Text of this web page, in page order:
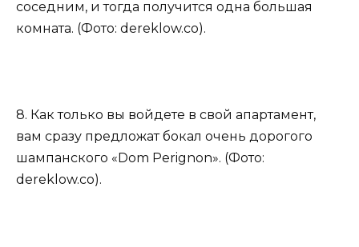
соседним, и тогда получится одна большая
комната. (Фото: dereklow.co).
8. Как только вы войдете в свой апартамент,
вам сразу предложат бокал очень дорогого
шампанского «Dom Perignon». (Фото:
dereklow.co).